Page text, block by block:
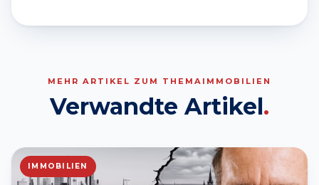
MEHR ARTIKEL ZUM THEMA IMMOBILIEN
Verwandte Artikel.
IMMOBILIEN